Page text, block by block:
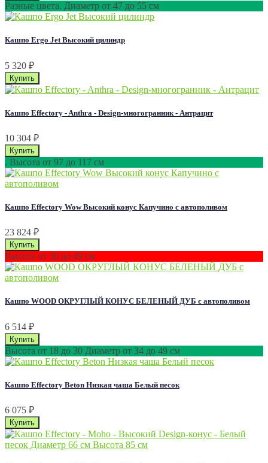
Разные цвета. Диаметр от 47 до 55 см
Кашпо Ergo Jet Высокий цилиндр
5 320 ₽
Кашпо Effectory - Anthra - Design-многогранник - Антрацит
10 304 ₽
. Высота от 97 до 117 см
Кашпо Effectory Wow Высокий конус Капучино с автополивом
23 824 ₽
Высота от 30 до 49 см
Кашпо WOOD ОКРУГЛЫЙ КОНУС БЕЛЕНЫЙ ДУБ с автополивом
6 514 ₽
Высота от 18 до 30 Диаметр от 34 до 49 см
Кашпо Effectory Beton Низкая чаша Белый песок
6 075 ₽